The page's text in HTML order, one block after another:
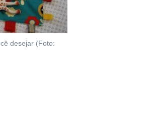
desejar (Foto: